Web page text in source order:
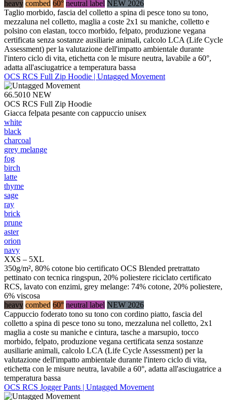
heavy combed 60° neutral label NEW 2026
Taglio morbido, fascia del colletto a spina di pesce tono su tono,
mezzaluna nel colletto, maglia a coste 2x1 su maniche, colletto e
polsino con elastan, tocco morbido, felpato, produzione vegana
certificata senza sostanze ausiliarie animali, calcolo LCA (Life Cycle
Assessment) per la valutazione dell'impatto ambientale durante
l'intero ciclo di vita, etichetta con le misure neutra, lavabile a 60°,
adatta all'asciugatrice a temperatura bassa
OCS RCS Full Zip Hoodie | Untagged Movement
66.5010 NEW
OCS RCS Full Zip Hoodie
Giacca felpata pesante con cappuccio unisex
white
black
charcoal
grey melange
fog
birch
latte
thyme
sage
ray
brick
prune
aster
orion
navy
XXS – 5XL
350g/m², 80% cotone bio certificato OCS Blended pretrattato
pettinato con tecnica ringspun, 20% poliestere riciclato certificato
RCS, lavato con enzimi, grey melange: 74% cotone, 20% poliestere,
6% viscosa
heavy combed 60° neutral label NEW 2026
Cappuccio foderato tono su tono con cordino piatto, fascia del
colletto a spina di pesce tono su tono, mezzaluna nel colletto, 2x1
maglia a coste su maniche e cintura, tasche a marsupio, tocco
morbido, felpato, produzione vegana certificata senza sostanze
ausiliarie animali, calcolo LCA (Life Cycle Assessment) per la
valutazione dell'impatto ambientale durante l'intero ciclo di vita,
etichetta con le misure neutra, lavabile a 60°, adatta all'asciugatrice a
temperatura bassa
OCS RCS Jogger Pants | Untagged Movement